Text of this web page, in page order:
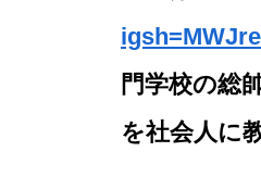
門学校の総
を社会人に